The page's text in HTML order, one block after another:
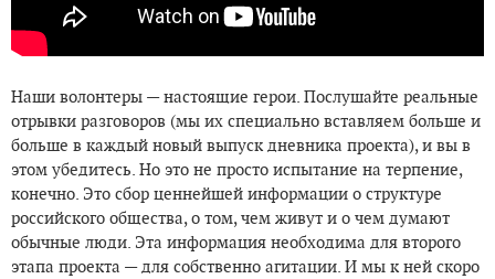
Наши волонтеры — настоящие герои. Послушайте реальные
отрывки разговоров (мы их специально вставляем больше и
больше в каждый новый выпуск дневника проекта), и вы в
этом убедитесь. Но это не просто испытание на терпение,
конечно. Это сбор ценнейшей информации о структуре
российского общества, о том, чем живут и о чем думают
обычные люди. Эта информация необходима для второго
этапа проекта — для собственно агитации. И мы к ней скоро